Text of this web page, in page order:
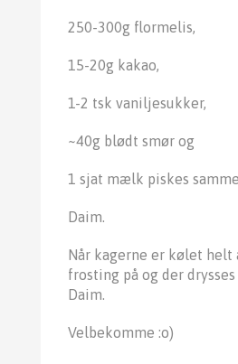
250-300g flormelis,
15-20g kakao,
1-2 tsk vaniljesukker,
~40g blødt smør og
1 sjat mælk piskes
Daim.
Når kagerne er kølet helt
frosting på og der
Daim.
Velbekomme :o)